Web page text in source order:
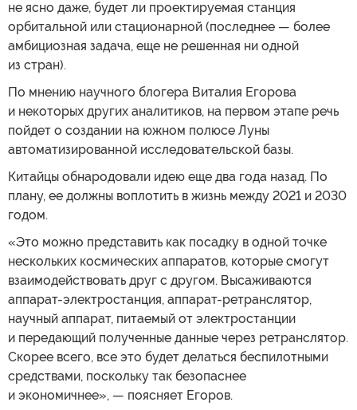
не ясно даже, будет ли проектируемая станция
орбитальной или стационарной (последнее — более
амбициозная задача, еще не решенная ни одной
из стран).
По мнению научного блогера Виталия Егорова
и некоторых других аналитиков, на первом этапе речь
пойдет о создании на южном полюсе Луны
автоматизированной исследовательской базы.
Китайцы обнародовали идею еще два года назад. По
плану, ее должны воплотить в жизнь между 2021 и 2030
годом.
«Это можно представить как посадку в одной точке
нескольких космических аппаратов, которые смогут
взаимодействовать друг с другом. Высаживаются
аппарат-электростанция, аппарат-ретранслятор,
научный аппарат, питаемый от электростанции
и передающий полученные данные через ретранслятор.
Скорее всего, все это будет делаться беспилотными
средствами, поскольку так безопаснее
и экономичнее», — поясняет Егоров.